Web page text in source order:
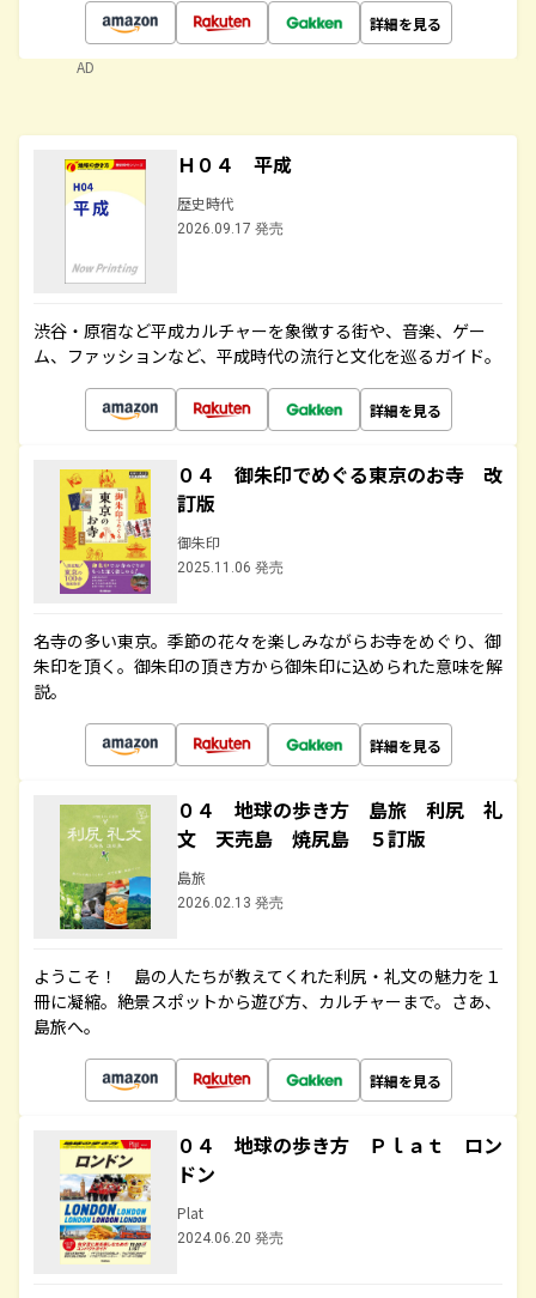
詳細を見る
AD
Ｈ０４ 平成
歴史時代
2026.09.17 発売
渋谷・原宿など平成カルチャーを象徴する街や、音楽、ゲー
ム、ファッションなど、平成時代の流行と文化を巡るガイド。
詳細を見る
０４ 御朱印でめぐる東京のお寺 改
訂版
御朱印
2025.11.06 発売
名寺の多い東京。季節の花々を楽しみながらお寺をめぐり、御
朱印を頂く。御朱印の頂き方から御朱印に込められた意味を解
説。
詳細を見る
０４ 地球の歩き方 島旅 利尻 礼
文 天売島 焼尻島 ５訂版
島旅
2026.02.13 発売
ようこそ！ 島の人たちが教えてくれた利尻・礼文の魅力を１
冊に凝縮。絶景スポットから遊び方、カルチャーまで。さあ、
島旅へ。
詳細を見る
０４ 地球の歩き方 Ｐｌａｔ ロン
ドン
Plat
2024.06.20 発売